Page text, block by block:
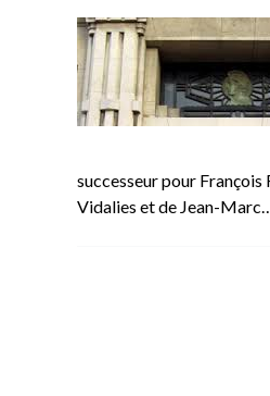
successeur pour François
Vidalies et de Jean-